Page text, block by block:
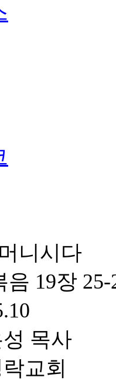
니시다
19장 25-
목사
교회